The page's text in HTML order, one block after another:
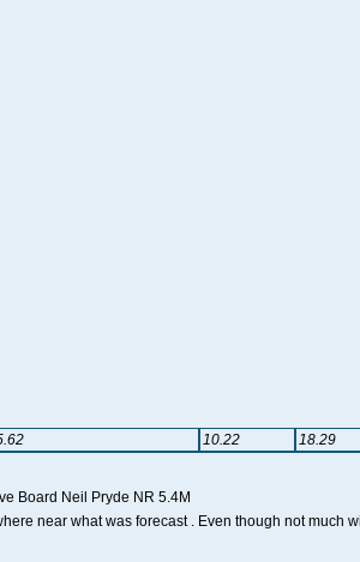
10.22 18.29
Board Neil Pryde NR 5.4M
near what was forecast . Even though not much